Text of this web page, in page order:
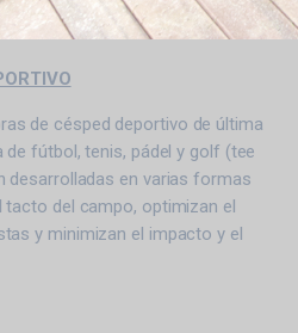
de césped deportivo de última
de fútbol, tenis, pádel y golf (tee
desarrolladas en varias formas
del campo, optimizan el
y minimizan el impacto y el